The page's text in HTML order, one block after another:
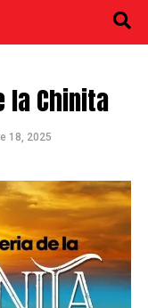
la Chinita
18, 2025